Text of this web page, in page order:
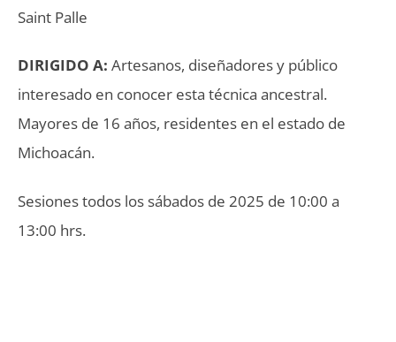
Saint Palle
DIRIGIDO A: Artesanos, diseñadores y público
interesado en conocer esta técnica ancestral.
Mayores de 16 años, residentes en el estado de
Michoacán.
Sesiones todos los sábados de 2025 de 10:00 a
13:00 hrs.